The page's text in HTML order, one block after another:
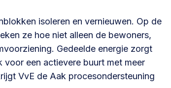
isoleren en vernieuwen. Op de
ze hoe niet alleen de bewoners,
Gedeelde energie zorgt
voor een actievere buurt met meer
VvE de Aak procesondersteuning